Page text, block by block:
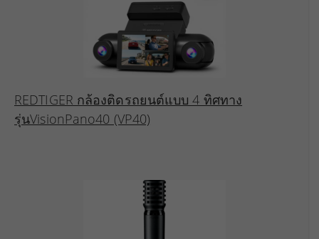
REDTIGER กล้องติดรถยนต์แบบ 4 ทิศทาง
รุ่นVisionPano40 (VP40)